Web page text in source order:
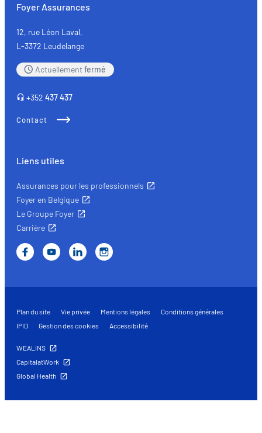
Foyer Assurances
12, rue Léon Laval,
L-3372 Leudelange
Actuellementfermé
+352 437 437
Contact
Liens utiles
Assurances pour les professionnels
Foyer en Belgique
Le Groupe Foyer
Carrière
Plan du site Vie privée Mentions légales
Conditions générales
IPID
Gestion des cookies Accessibilité
WEALINS
CapitalatWork
Global Health